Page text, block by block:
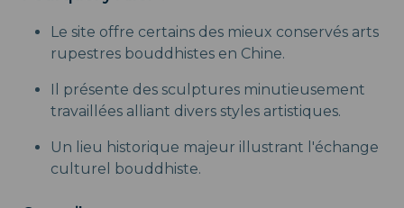
Le site offre certains des mieux conservés arts
rupestres bouddhistes en Chine.
Il présente des sculptures minutieusement
travaillées alliant divers styles artistiques.
Un lieu historique majeur illustrant l'échange
culturel bouddhiste.